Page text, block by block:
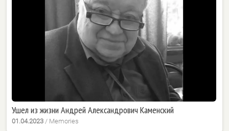
Ушел из жизни Андрей Александрович Каменский
01.04.2023 / Memories